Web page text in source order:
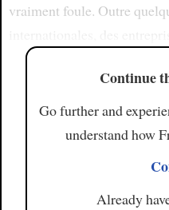
vraiment foule. Outre
Continue
Go further and
understand how
Already